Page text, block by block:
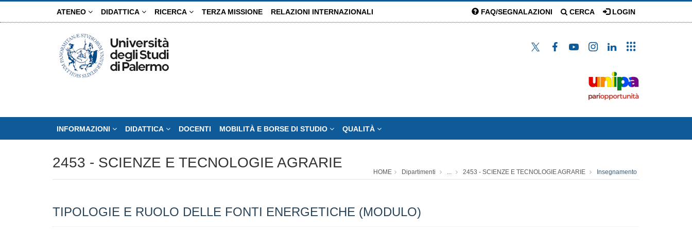
ATENEO DIDATTICA RICERCA TERZA MISSIONE RELAZIONI INTERNAZIONALI FAQ/SEGNALAZIONI CERCA LOGIN
INFORMAZIONI DIDATTICA DOCENTI MOBILITÀ E BORSE DI STUDIO QUALITÀ
2453 - SCIENZE E TECNOLOGIE AGRARIE
HOME Dipartimenti ... 2453 - SCIENZE E TECNOLOGIE AGRARIE Insegnamento
TIPOLOGIE E RUOLO DELLE FONTI ENERGETICHE (MODULO)